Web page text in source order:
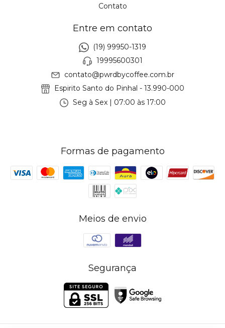
Contato
Entre em contato
(19) 99950-1319
19995600301
contato@pwrdbycoffee.com.br
Espirito Santo do Pinhal - 13.990-000
Seg à Sex | 07:00 às 17:00
Formas de pagamento
Meios de envio
Segurança